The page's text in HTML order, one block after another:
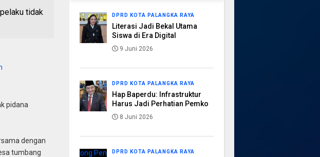
tidak
pidana
dengan
tumbang
DPRD KOTA PALANGKA RAYA
Literasi Jadi Bekal Utama
Siswa di Era Digital
9 Juni 2026
DPRD KOTA PALANGKA RAYA
Hap Baperdu: Infrastruktur
Harus Jadi Perhatian Pemko
8 Juni 2026
DPRD KOTA PALANGKA RAYA